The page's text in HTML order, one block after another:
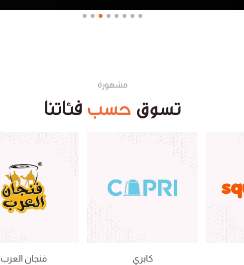
مشهورة
تسوق حسب فئاتنا
كابري فنجان العرب